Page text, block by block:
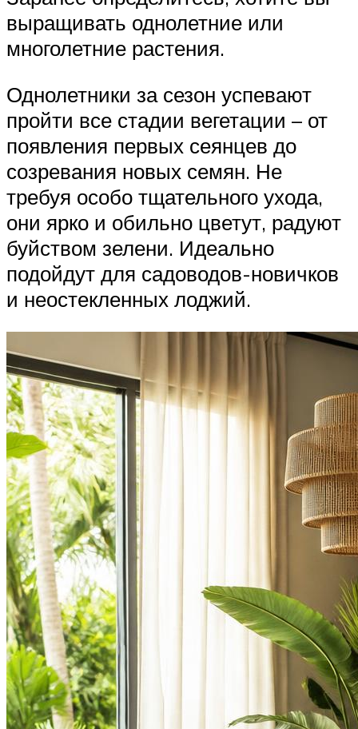
выращивать однолетние или
многолетние растения.
Однолетники за сезон успевают
пройти все стадии вегетации – от
появления первых сеянцев до
созревания новых семян. Не
требуя особо тщательного ухода,
они ярко и обильно цветут, радуют
буйством зелени. Идеально
подойдут для садоводов-новичков
и неостекленных лоджий.